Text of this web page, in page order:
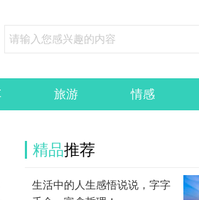
旅游 情感
精品推荐
生活中的人生感悟说说，字字